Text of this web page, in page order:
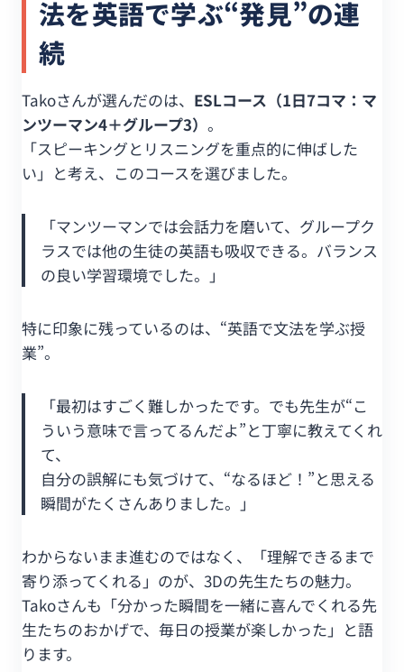
法を英語で学ぶ“発見”の連
続
Takoさんが選んだのは、 ESLコース（1日7コマ：マ
ンツーマン4＋グループ3） 。
「スピーキングとリスニングを重点的に伸ばした
い」と考え、このコースを選びました。
「マンツーマンでは会話力を磨いて、グループク
ラスでは他の生徒の英語も吸収できる。バランス
の良い学習環境でした。」
特に印象に残っているのは、“英語で文法を学ぶ授
業”。
「最初はすごく難しかったです。でも先生が“こ
ういう意味で言ってるんだよ”と丁寧に教えてくれ
て、
自分の誤解にも気づけて、“なるほど！”と思える
瞬間がたくさんありました。」
わからないまま進むのではなく、「理解できるまで
寄り添ってくれる」のが、3Dの先生たちの魅力。
Takoさんも「分かった瞬間を一緒に喜んでくれる先
生たちのおかげで、毎日の授業が楽しかった」と語
ります。